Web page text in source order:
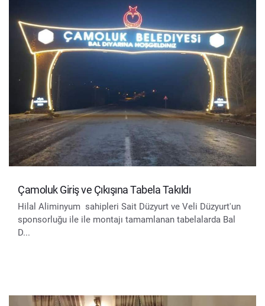
Çamoluk Giriş ve Çıkışına Tabela Takıldı
Hilal Aliminyum sahipleri Sait Düzyurt ve Veli Düzyurt'un
sponsorluğu ile ile montajı tamamlanan tabelalarda Bal
D...